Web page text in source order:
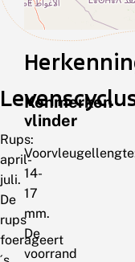
Rups:
april-
juli.
De
rups
foerageert
Kenmerken
vlinder
14-
17
mm.
De
voorrand